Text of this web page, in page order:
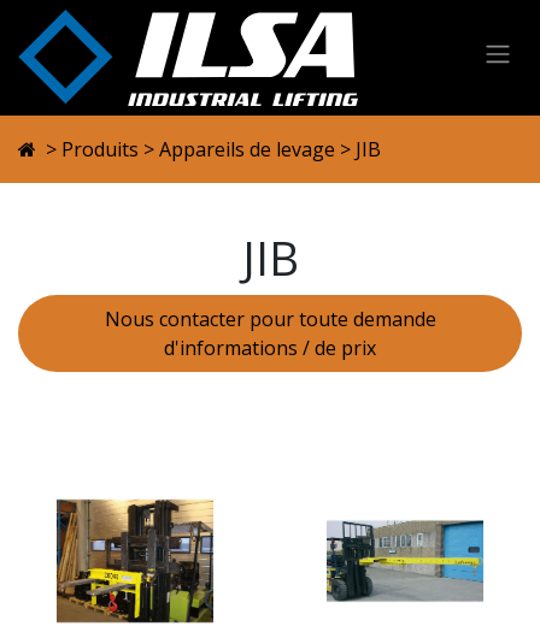
Se rendre au contenu
> Produits >Appareils de levage > JIB
JIB
Nous contacter pour toute demande
d'informations / de prix